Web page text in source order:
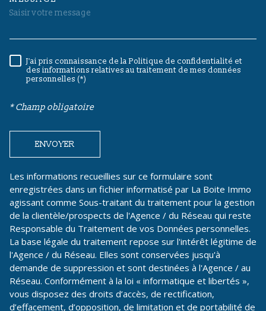
RÈGLEMENTATION
J'ai pris connaissance de la Politique de confidentialité et
des informations relatives au traitement de mes données
personnelles (*)
* Champ obligatoire
ENVOYER
Les informations recueillies sur ce formulaire sont
enregistrées dans un fichier informatisé par La Boite Immo
agissant comme Sous-traitant du traitement pour la gestion
de la clientèle/prospects de l'Agence / du Réseau qui reste
Responsable du Traitement de vos Données personnelles.
La base légale du traitement repose sur l'intérêt légitime de
l'Agence / du Réseau. Elles sont conservées jusqu'à
demande de suppression et sont destinées à l'Agence / au
Réseau. Conformément à la loi « informatique et libertés »,
vous disposez des droits d’accès, de rectification,
d’effacement, d’opposition, de limitation et de portabilité de